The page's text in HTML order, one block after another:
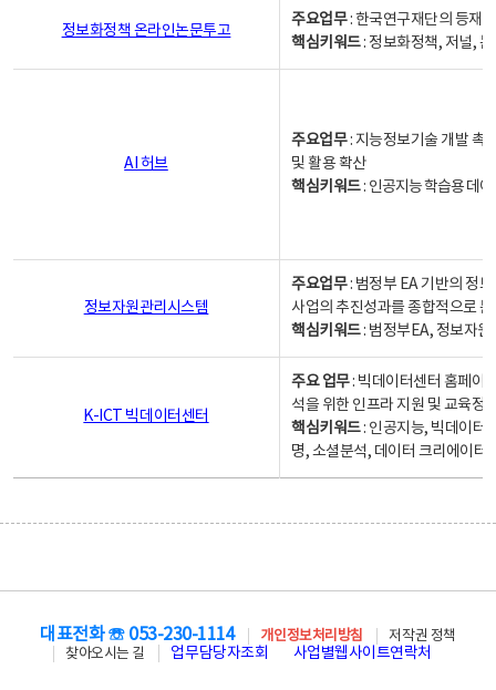
정보화정책 온라인논문투고
주요업무: 한국연구재단의 등재
핵심키워드: 정보화정책, 저널,
AI 허브
주요업무: 지능정보기술 개발 촉
및 활용 확산
핵심키워드: 인공지능 학습용 데
정보자원관리시스템
주요업무: 범정부 EA 기반의 정
사업의 추진성과를 종합적으로
핵심키워드: 범정부EA, 정보자
K-ICT 빅데이터센터
주요 업무: 빅데이터센터 홈페이
석을 위한 인프라 지원 및 교육정
핵심키워드: 인공지능, 빅데이터,
명, 소셜분석, 데이터 크리에이터
대표전화 ☏ 053-230-1114 개인정보처리방침
저작권 정책
찾아오시는 길
업무담당자조회 사업별웹사이트연락처